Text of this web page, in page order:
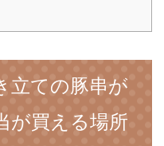
立ての豚串が
が買える場所